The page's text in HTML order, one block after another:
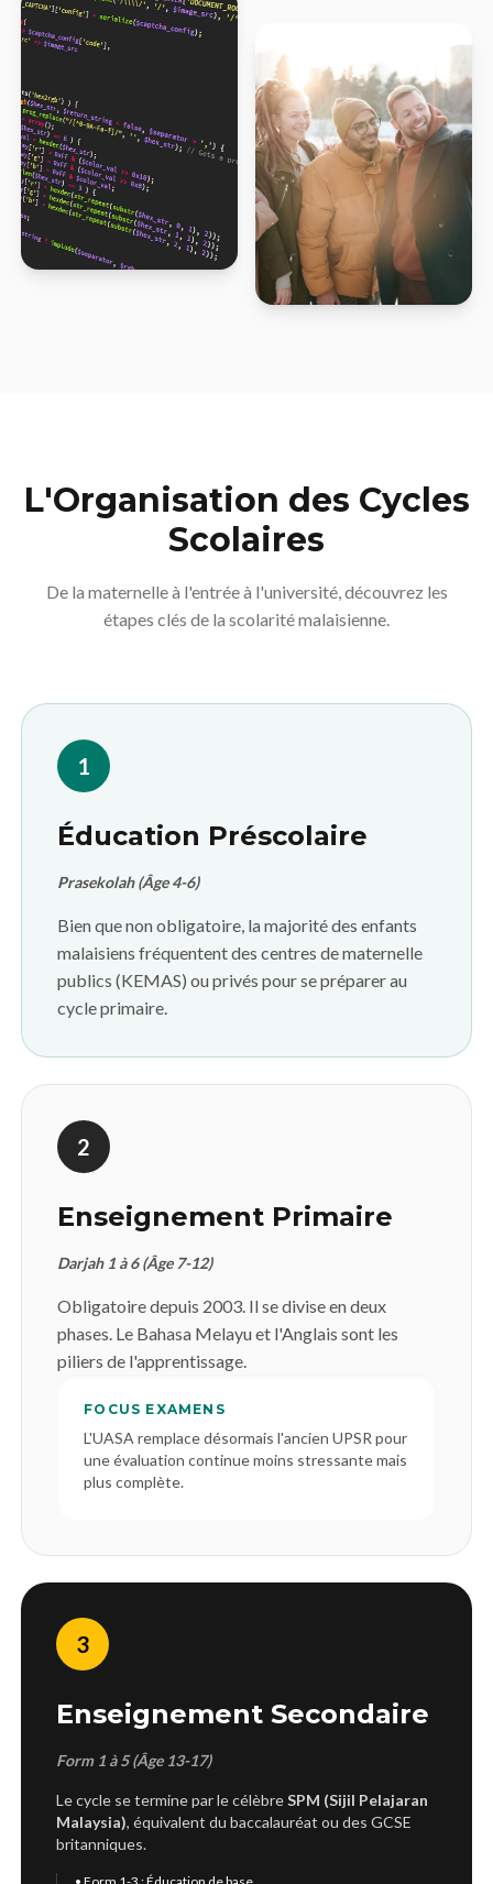
L'Organisation des Cycles
Scolaires
De la maternelle à l'entrée à l'université, découvrez les
étapes clés de la scolarité malaisienne.
1
Éducation Préscolaire
Prasekolah (Âge 4-6)
Bien que non obligatoire, la majorité des enfants
malaisiens fréquentent des centres de maternelle
publics (KEMAS) ou privés pour se préparer au
cycle primaire.
2
Enseignement Primaire
Darjah 1 à 6 (Âge 7-12)
Obligatoire depuis 2003. Il se divise en deux
phases. Le Bahasa Melayu et l'Anglais sont les
piliers de l'apprentissage.
FOCUS EXAMENS
L'UASA remplace désormais l'ancien UPSR pour
une évaluation continue moins stressante mais
plus complète.
3
Enseignement Secondaire
Form 1 à 5 (Âge 13-17)
Le cycle se termine par le célèbreSPM (Sijil Pelajaran
Malaysia), équivalent du baccalauréat ou des GCSE
britanniques.